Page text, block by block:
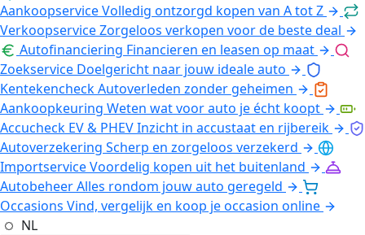
AankoopserviceVolledig ontzorgd kopen van A tot Z
VerkoopserviceZorgeloos verkopen voor de beste deal
Autofinanciering Financieren en leasen op maat
Zoekservice Doelgericht naar jouw ideale auto
KentekencheckAutoverleden zonder geheimen
Aankoopkeuring Weten wat voor auto je écht koopt
Accucheck EV & PHEVInzicht in accustaat en rijbereik
Autoverzekering Scherp en zorgeloos verzekerd
ImportserviceVoordelig kopen uit het buitenland
AutobeheerAlles rondom jouw auto geregeld
Occasions Vind, vergelijk en koop je occasion online
NL